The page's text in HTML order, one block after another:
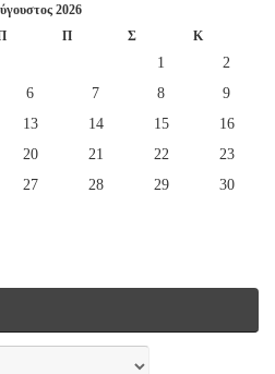
2026
Π Σ Κ
1
2
6 7 8
9
13 14 15
16
20 21 22
23
27 28 29
30